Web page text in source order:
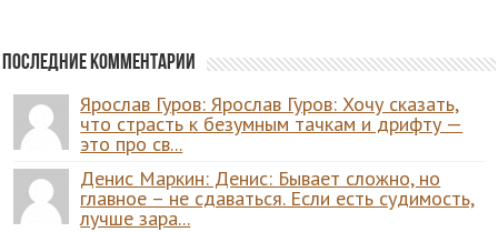
Последние комментарии
Ярослав Гуров: Ярослав Гуров: Хочу сказать,
что страсть к безумным тачкам и дрифту —
это про св...
Денис Маркин: Денис: Бывает сложно, но
главное – не сдаваться. Если есть судимость,
лучше зара...